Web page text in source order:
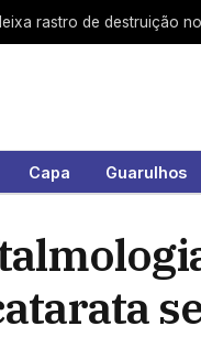
Capa Guarulhos